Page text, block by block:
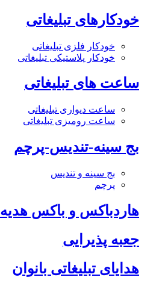
خودکارهای تبلیغاتی
خودکار فلزی تبلیغاتی
خودکار پلاستیکی تبلیغاتی
ساعت های تبلیغاتی
ساعت دیواری تبلیغاتی
ساعت رومیزی تبلیغاتی
بج سینه-تندیس-پرچم
بج سینه و تندیس
پرچم
هاردباکس و باکس هدیه
جعبه پذیرایی
هدایای تبلیغاتی بانوان